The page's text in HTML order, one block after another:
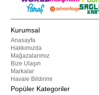
Kurumsal
Anasayfa
Hakkımızda
Mağazalarımız
Bize Ulaşın
Markalar
Havale Bildirimi
Popüler Kategoriler